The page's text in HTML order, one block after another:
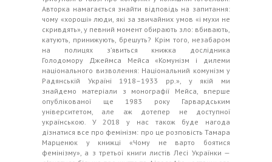
Авторка намагається знайти відповідь на запитання:
чому «хороші» люди, які за звичайних умов «і мухи не
скривдять», у певний момент обирають зло: вбивають,
катують, принижують, брешуть? Крім того, незабаром
на полицях з’явиться книжка дослідника
Голодомору Джеймса Мейса «Комунізм і дилеми
національного визволення: Національний комунізм у
Радянській Україні 1918–1933 рр.», у якій ми
знайдемо матеріали з монографії Мейса, вперше
опублікованої ще 1983 року Гарвардським
університетом, але аж дотепер не доступної
українською. У 2018 у нас також буде нагода
дізнатися все про фемінізм: про це розповість Тамара
Марценюк у книжці «Чому не варто боятися
фемінізму», а з третьої книги листів Лесі Українки —